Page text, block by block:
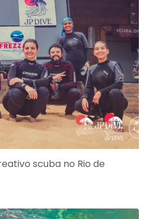
scuba no Rio de